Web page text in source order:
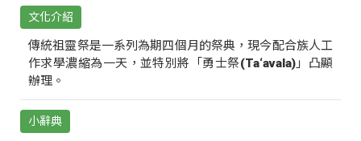
文化介紹
傳統祖靈祭是一系列為期四個月的祭典，現今配合族人工
作求學濃縮為一天，並特別將「勇士祭(Ta‘avala)」凸顯
辦理。
小辭典